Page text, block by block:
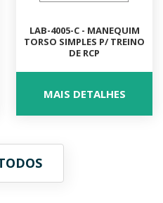
LAB-4005-C - MANEQUIM
TORSO SIMPLES P/ TREINO
DE RCP
MAIS DETALHES